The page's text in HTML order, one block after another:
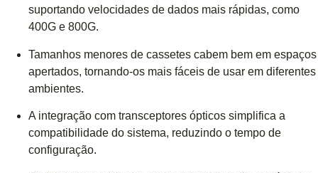
suportando velocidades de dados mais rápidas, como
400G e 800G.
Tamanhos menores de cassetes cabem bem em espaços
apertados, tornando-os mais fáceis de usar em diferentes
ambientes.
A integração com transceptores ópticos simplifica a
compatibilidade do sistema, reduzindo o tempo de
configuração.